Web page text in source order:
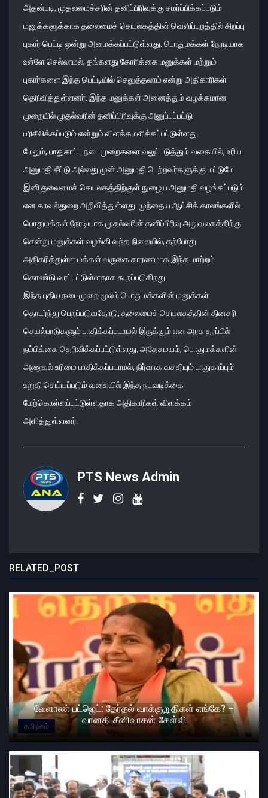
அதன்படி, முதலமைச்சரின் தனிப்பிரிவுக்கு சமர்ப்பிக்கப்படும்
மனுக்களுக்காக தலைமைச் செயலகத்தின் வெளிப்புறத்தில் சிறப்பு
புகார் பெட்டி ஒன்று அமைக்கப்பட்டுள்ளது. பொதுமக்கள் நேரடியாக
உள்ளே செல்லாமல், தங்களது கோரிக்கை மனுக்கள் மற்றும்
புகார்களை இந்த பெட்டியில் செலுத்தலாம் என்று அதிகாரிகள்
தெரிவித்துள்ளனர். இந்த மனுக்கள் அனைத்தும் வழக்கமான
முறையில் முதல்வரின் தனிப்பிரிவுக்கு அனுப்பப்பட்டு
பரிசீலிக்கப்படும் என்றும் விளக்கமளிக்கப்பட்டுள்ளது.
மேலும், பாதுகாப்பு நடைமுறைகளை வலுப்படுத்தும் வகையில், உரிய
அனுமதி சீட்டு அல்லது முன் அனுமதி பெற்றவர்களுக்கு மட்டுமே
இனி தலைமைச் செயலகத்திற்குள் நுழைய அனுமதி வழங்கப்படும்
என காவல்துறை அறிவித்துள்ளது. முந்தைய ஆட்சிக் காலங்களில்
பொதுமக்கள் நேரடியாக முதல்வரின் தனிப்பிரிவு அலுவலகத்திற்கு
சென்று மனுக்கள் வழங்கி வந்த நிலையில், தற்போது
அதிகரித்துள்ள மக்கள் வருகை காரணமாக இந்த மாற்றம்
கொண்டு வரப்பட்டுள்ளதாக கூறப்படுகிறது.
இந்த புதிய நடைமுறை மூலம் பொதுமக்களின் மனுக்கள்
தொடர்ந்து பெறப்படுவதோடு, தலைமைச் செயலகத்தின் தினசரி
செயல்பாடுகளும் பாதிக்கப்படாமல் இருக்கும் என அரசு தரப்பில்
நம்பிக்கை தெரிவிக்கப்பட்டுள்ளது. அதேசமயம், பொதுமக்களின்
அணுகல் உரிமை பாதிக்கப்படாமல், நிர்வாக வசதியும் பாதுகாப்பும்
உறுதி செய்யப்படும் வகையில் இந்த நடவடிக்கை
மேற்கொள்ளப்பட்டுள்ளதாக அதிகாரிகள் விளக்கம்
அளித்துள்ளனர்.
PTS News Admin
RELATED_POST
தமிழகம்
வேளாண் பட்ஜெட்: தேர்தல் வாக்குறுதிகள் எங்கே? –
வானதி சீனிவாசன் கேள்வி